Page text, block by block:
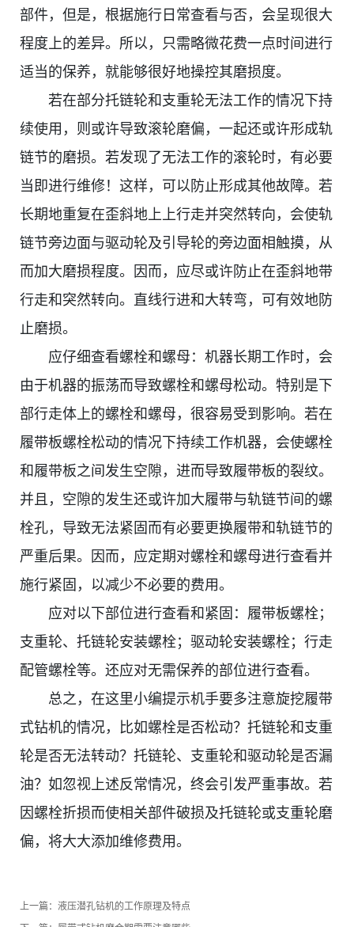
部件，但是，根据施行日常查看与否，会呈现很大
程度上的差异。所以，只需略微花费一点时间进行
适当的保养，就能够很好地操控其磨损度。
若在部分托链轮和支重轮无法工作的情况下持
续使用，则或许导致滚轮磨偏，一起还或许形成轨
链节的磨损。若发现了无法工作的滚轮时，有必要
当即进行维修！这样，可以防止形成其他故障。若
长期地重复在歪斜地上上行走并突然转向，会使轨
链节旁边面与驱动轮及引导轮的旁边面相触摸，从
而加大磨损程度。因而，应尽或许防止在歪斜地带
行走和突然转向。直线行进和大转弯，可有效地防
止磨损。
应仔细查看螺栓和螺母：机器长期工作时，会
由于机器的振荡而导致螺栓和螺母松动。特别是下
部行走体上的螺栓和螺母，很容易受到影响。若在
履带板螺栓松动的情况下持续工作机器，会使螺栓
和履带板之间发生空隙，进而导致履带板的裂纹。
并且，空隙的发生还或许加大履带与轨链节间的螺
栓孔，导致无法紧固而有必要更换履带和轨链节的
严重后果。因而，应定期对螺栓和螺母进行查看并
施行紧固，以减少不必要的费用。
应对以下部位进行查看和紧固：履带板螺栓；
支重轮、托链轮安装螺栓；驱动轮安装螺栓；行走
配管螺栓等。还应对无需保养的部位进行查看。
总之，在这里小编提示机手要多注意旋挖履带
式钻机的情况，比如螺栓是否松动？托链轮和支重
轮是否无法转动？托链轮、支重轮和驱动轮是否漏
油？如忽视上述反常情况，终会引发严重事故。若
因螺栓折损而使相关部件破损及托链轮或支重轮磨
偏，将大大添加维修费用。
上一篇： 液压潜孔钻机的工作原理及特点